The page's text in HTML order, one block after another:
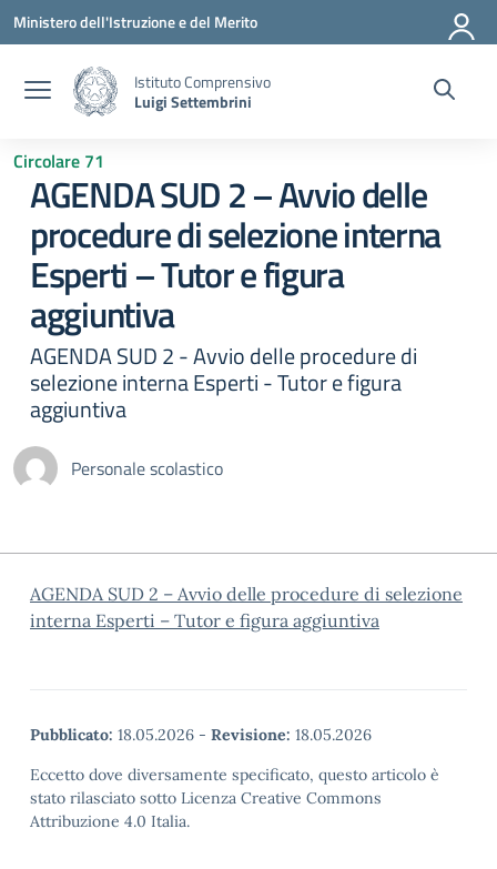
Vai ai contenuti
Vai al menu di navigazione
Vai al footer
Ministero dell'Istruzione e del Merito
Istituto Comprensivo
Luigi Settembrini
Circolare 71
AGENDA SUD 2 – Avvio delle
procedure di selezione interna
Esperti – Tutor e figura
aggiuntiva
AGENDA SUD 2 - Avvio delle procedure di
selezione interna Esperti - Tutor e figura
aggiuntiva
Personale scolastico
AGENDA SUD 2 – Avvio delle procedure di selezione
interna Esperti – Tutor e figura aggiuntiva
Pubblicato: 18.05.2026 - Revisione: 18.05.2026
Eccetto dove diversamente specificato, questo articolo è
stato rilasciato sotto Licenza Creative Commons
Attribuzione 4.0 Italia.